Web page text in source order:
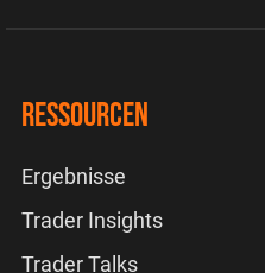
Ressourcen
Ergebnisse
Trader Insights
Trader Talks